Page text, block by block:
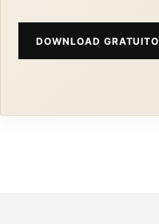
DOWNLOAD GRATUITO